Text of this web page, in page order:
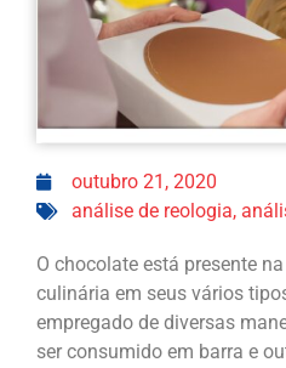
outubro 21, 2020
análise de reologia,
O chocolate está presente
culinária em seus vários
empregado de diversas
ser consumido em barra e